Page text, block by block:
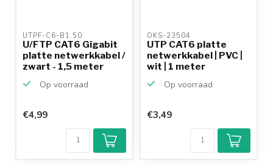
UTPF-C6-B1.50
U/FTP CAT6 Gigabit
platte netwerkkabel /
zwart - 1,5 meter
Op voorraad
€4,99
OKS-23504
UTP CAT6 platte
netwerkkabel | PVC |
wit | 1 meter
Op voorraad
€3,49